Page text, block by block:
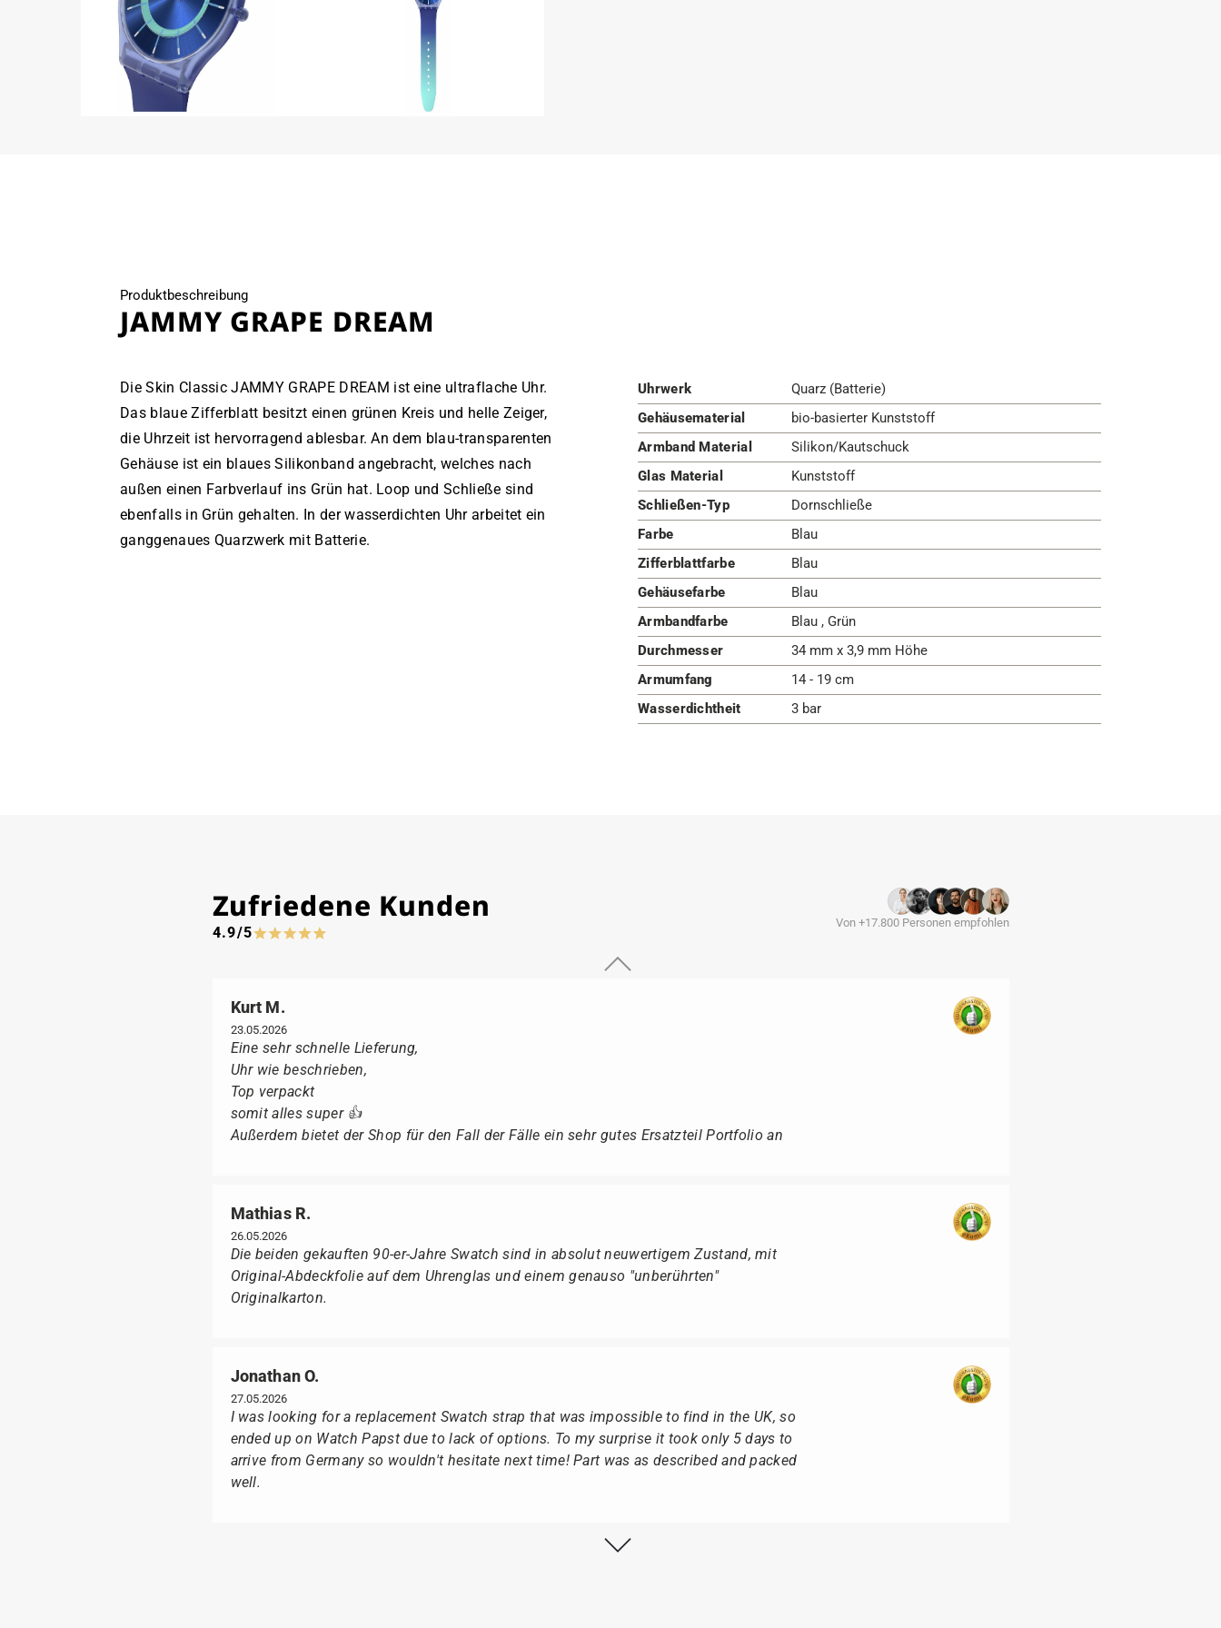
Produktbeschreibung
JAMMY GRAPE DREAM
Die Skin Classic JAMMY GRAPE DREAM ist eine ultraflache Uhr.
Das blaue Zifferblatt besitzt einen grünen Kreis und helle Zeiger,
die Uhrzeit ist hervorragend ablesbar. An dem blau-transparenten
Gehäuse ist ein blaues Silikonband angebracht, welches nach
außen einen Farbverlauf ins Grün hat. Loop und Schließe sind
ebenfalls in Grün gehalten. In der wasserdichten Uhr arbeitet ein
ganggenaues Quarzwerk mit Batterie.
Uhrwerk
Quarz (Batterie)
Gehäusematerial
bio-basierter Kunststoff
Armband Material
Silikon/Kautschuck
Glas Material
Kunststoff
Schließen-Typ
Dornschließe
Farbe
Blau
Zifferblattfarbe
Blau
Gehäusefarbe
Blau
Armbandfarbe
Blau , Grün
Durchmesser
34 mm x 3,9 mm Höhe
Armumfang
14 - 19 cm
Wasserdichtheit
3 bar
Zufriedene Kunden
4.9/5
Von +17.800 Personen empfohlen
Kurt M.
23.05.2026
Eine sehr schnelle Lieferung,
Uhr wie beschrieben,
Top verpackt
somit alles super 👍
Außerdem bietet der Shop für den Fall der Fälle ein sehr gutes Ersatzteil Portfolio an
Mathias R.
26.05.2026
Die beiden gekauften 90-er-Jahre Swatch sind in absolut neuwertigem Zustand, mit
Original-Abdeckfolie auf dem Uhrenglas und einem genauso "unberührten"
Originalkarton.
Jonathan O.
27.05.2026
I was looking for a replacement Swatch strap that was impossible to find in the UK, so
ended up on Watch Papst due to lack of options. To my surprise it took only 5 days to
arrive from Germany so wouldn't hesitate next time! Part was as described and packed
well.